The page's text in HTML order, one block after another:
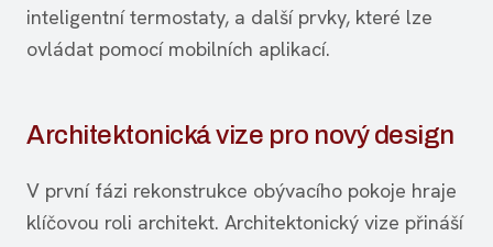
inteligentní termostaty, a další prvky, které lze
ovládat pomocí mobilních aplikací.
Architektonická vize pro nový design
V první fázi rekonstrukce obývacího pokoje hraje
klíčovou roli architekt. Architektonický vize přináší